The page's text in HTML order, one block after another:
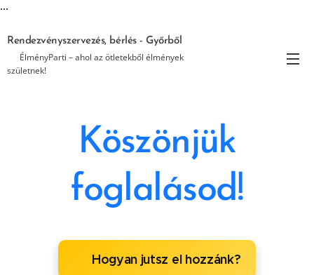
...
Rendezvényszervezés, bérlés - Győrből
🎉 ÉlményParti – ahol az ötletekből élmények
születnek!
Köszönjük
foglalásod!
📍 Hogyan jutsz el hozzánk?